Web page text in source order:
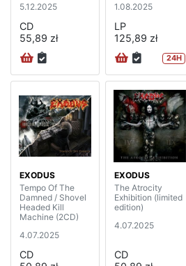
5.12.2025
CD
55,89 zł
1.08.2025
LP
125,89 zł
24H
EXODUS
Tempo Of The
Damned / Shovel
Headed Kill
Machine (2CD)
4.07.2025
CD
EXODUS
The Atrocity
Exhibition (limited
edition)
4.07.2025
CD